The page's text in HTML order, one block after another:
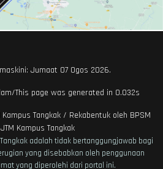
Jumaat 07 Ogos 2026.
This page was generated in 0.032s
Kampus Tangkak / Rekabentuk oleh BPSM
JTM Kampus Tangkak
Tangkak adalah tidak bertanggungjawab bagi
yang disebabkan oleh penggunaan
yang diperolehi dari portal ini.